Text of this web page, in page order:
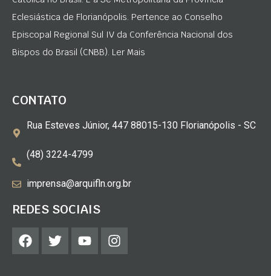
Eclesiástica de Florianópolis. Pertence ao Conselho
Episcopal Regional Sul IV da Conferência Nacional dos
Bispos do Brasil (CNBB). Ler Mais
CONTATO
Rua Esteves Júnior, 447 88015-130 Florianópolis - SC
(48) 3224-4799
imprensa@arquifln.org.br
REDES SOCIAIS